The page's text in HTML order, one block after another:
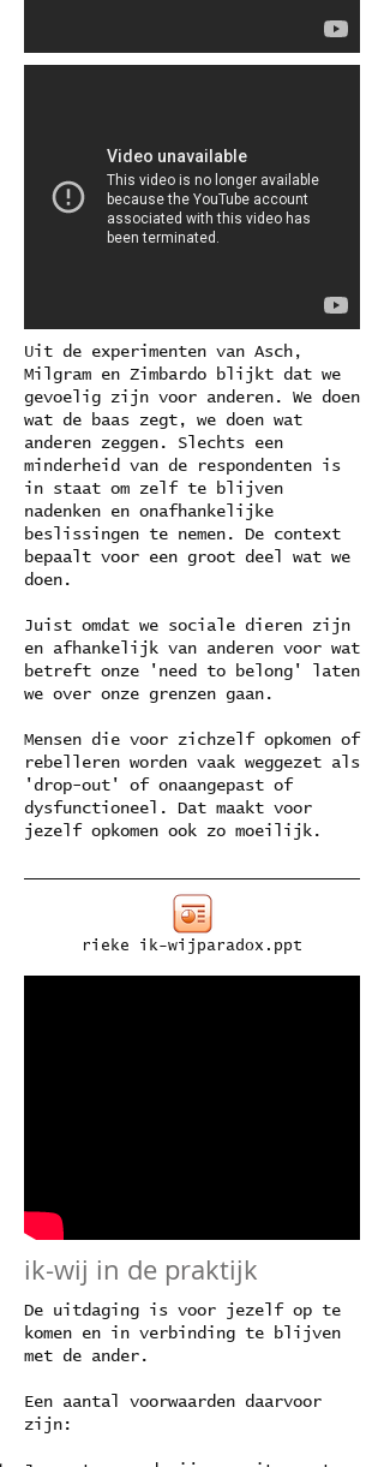
Uit de experimenten van Asch,
Milgram en Zimbardo blijkt dat we
gevoelig zijn voor anderen. We doen
wat de baas zegt, we doen wat
anderen zeggen. Slechts een
minderheid van de respondenten is
in staat om zelf te blijven
nadenken en onafhankelijke
beslissingen te nemen. De context
bepaalt voor een groot deel wat we
doen.
Juist omdat we sociale dieren zijn
en afhankelijk van anderen voor wat
betreft onze 'need to belong' laten
we over onze grenzen gaan.
Mensen die voor zichzelf opkomen of
rebelleren worden vaak weggezet als
'drop-out' of onaangepast of
dysfunctioneel. Dat maakt voor
jezelf opkomen ook zo moeilijk.
rieke ik-wijparadox.ppt
ik-wij in de praktijk
De uitdaging is voor jezelf op te
komen en in verbinding te blijven
met de ander.
Een aantal voorwaarden daarvoor
zijn: